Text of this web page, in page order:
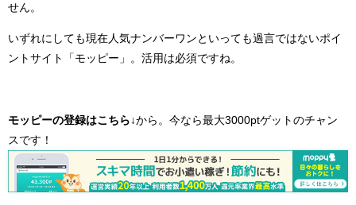
せん。
いずれにしても現在人気ナンバーワンといっても過言ではないポイ
ントサイト「モッピー」。活用は必須ですね。
モッピーの登録はこちら ↓から。今なら最大3000ptゲットのチャン
スです！